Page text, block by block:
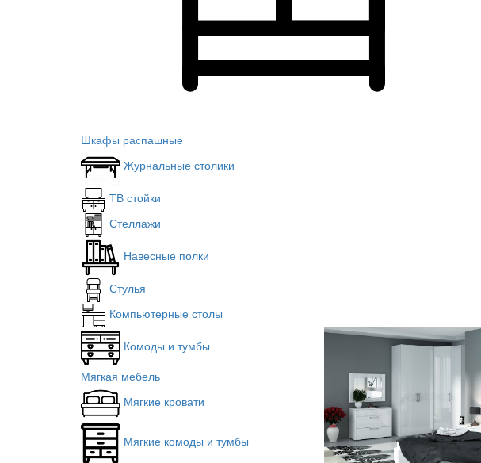
Шкафы распашные
Журнальные столики
ТВ стойки
Стеллажи
Навесные полки
Стулья
Компьютерные столы
Комоды и тумбы
Мягкая мебель
Мягкие кровати
Мягкие комоды и тумбы